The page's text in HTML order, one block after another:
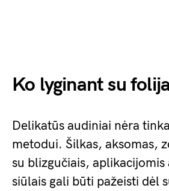
Ko lyginant su
Delikatūs audiniai nėra
metodui. Šilkas, aksomas,
su blizgučiais,
siūlais gali būti pažeisti dėl